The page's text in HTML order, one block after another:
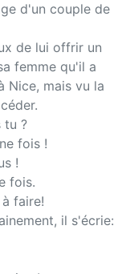
d'un couple de
de lui offrir un
femme qu'il a
Nice, mais vu la
tu ?
fois !
!
fois.
faire!
il s'écrie: